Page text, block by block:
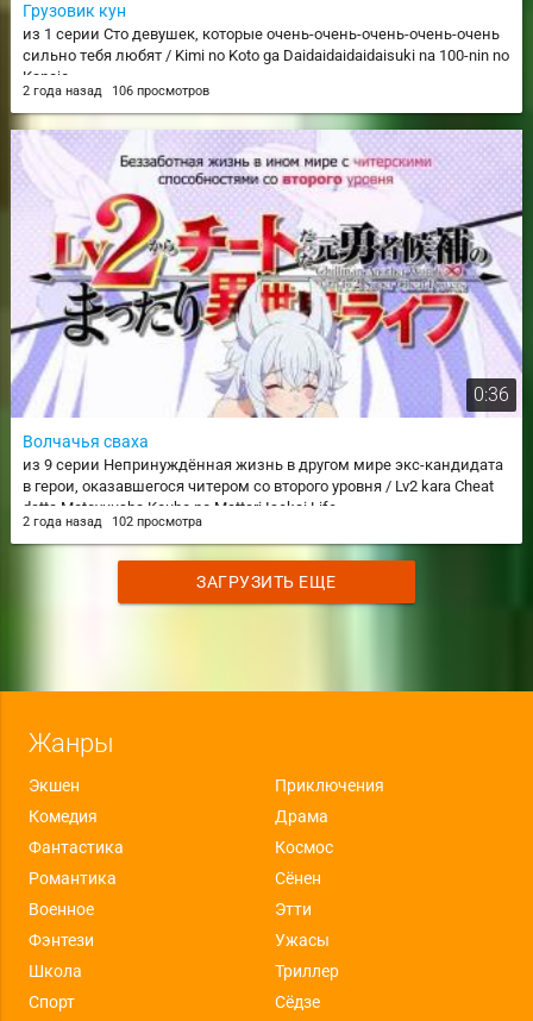
Грузовик кун
из 1 серии Сто девушек, которые очень-очень-очень-очень-очень
сильно тебя любят / Kimi no Koto ga Daidaidaidaidaisuki na 100-nin no
Kanojo
2 года назад 106 просмотров
0:36
Волчачья сваха
из 9 серии Непринуждённая жизнь в другом мире экс-кандидата
в герои, оказавшегося читером со второго уровня / Lv2 kara Cheat
datta Motoyuusha Kouho no Mattari Isekai Life
2 года назад 102 просмотра
ЗАГРУЗИТЬ ЕЩЕ
Жанры
Экшен
Приключения
Комедия
Драма
Фантастика
Космос
Романтика
Сёнен
Военное
Этти
Фэнтези
Ужасы
Школа
Триллер
Спорт
Сёдзе